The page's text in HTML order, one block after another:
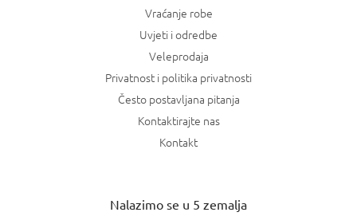
Vraćanje robe
Uvjeti i odredbe
Veleprodaja
Privatnost i politika privatnosti
Često postavljana pitanja
Kontaktirajte nas
Kontakt
Nalazimo se u 5 zemalja